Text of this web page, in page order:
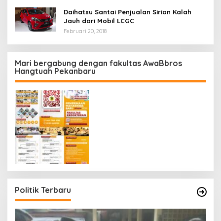
Daihatsu Santai Penjualan Sirion Kalah
Jauh dari Mobil LCGC
Februari 20, 2018
Mari bergabung dengan fakultas AwaBbros
Hangtuah Pekanbaru
Politik Terbaru